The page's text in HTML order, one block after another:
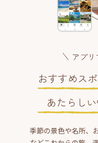
アプ
おすすめス
あたらし
季節の景色や名所、